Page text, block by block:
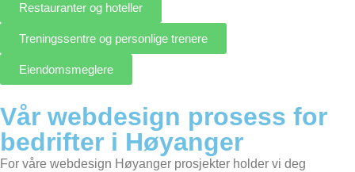
Restauranter og hoteller
Treningssentre og personlige trenere
Eiendomsmeglere
Vår webdesign prosess for
bedrifter i Høyanger
For våre webdesign Høyanger prosjekter holder vi deg